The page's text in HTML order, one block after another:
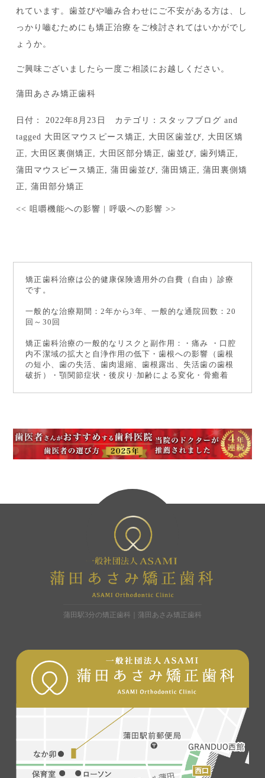
れています。歯並びや嚙み合わせにご不安がある方は、し
っかり嚙むためにも矯正治療をご検討されてはいかがでし
ょうか。
ご興味ございましたら一度ご相談にお越しください。
蒲田あさみ矯正歯科
日付：2022年8月23日 カテゴリ： スタッフブログ and
tagged 大田区マウスピース矯正 , 大田区歯並び, 大田区矯
正 , 大田区裏側矯正 , 大田区部分矯正 , 歯並び,歯列矯正 ,
蒲田マウスピース矯正 ,蒲田歯並び, 蒲田矯正 ,蒲田裏側矯
正 ,蒲田部分矯正
<< 咀嚼機能への影響 呼吸への影響 >>
矯正歯科治療は公的健康保険適用外の自費（自由）診療
です。
一般的な治療期間：2年から3年、一般的な通院回数：20
回～30回
矯正歯科治療の一般的なリスクと副作用：・痛み ・口腔
内不潔域の拡大と自浄作用の低下・歯根への影響（歯根
の短小、歯の失活、歯肉退縮、歯根露出、失活歯の歯根
破折）・顎関節症状・後戻り·加齢による変化・骨癒着
蒲田駅3分の矯正歯科｜蒲田あさみ矯正歯科